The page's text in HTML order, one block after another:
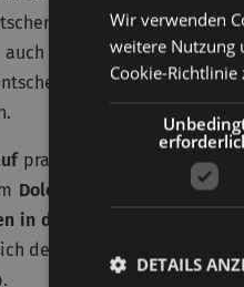
besteigen oder
auch für denAntholzer
Für
praktizieren möchten, ist
Dolomiti NordicSki und
in der Südtirol Arena
der als
Wir verwenden
weitere Nutzung
Cookie-Richtlinie
DETAILS